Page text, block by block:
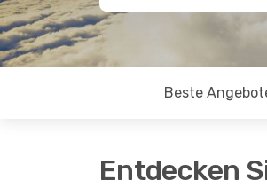
Beste
Entdecken